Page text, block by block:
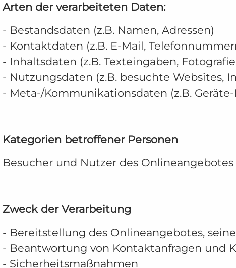
Arten der verarbeiteten Daten:
- Bestandsdaten (z.B. Namen, Adressen)
- Kontaktdaten (z.B. E-Mail,
- Inhaltsdaten (z.B. Texteingaben,
- Nutzungsdaten (z.B. besuchte Websites,
- Meta-/Kommunikationsdaten (z.B.
Kategorien betroffener Personen
Besucher und Nutzer des Onlineangebotes
Zweck der Verarbeitung
- Bereitstellung des Onlineangebotes,
- Beantwortung von Kontaktanfragen und
- Sicherheitsmaßnahmen